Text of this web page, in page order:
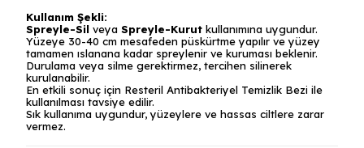
Kullanım Şekli:
Spreyle-Sil veya Spreyle-Kurut kullanımına uygundur.
Yüzeye 30-40 cm mesafeden püskürtme yapılır ve yüzey
tamamen ıslanana kadar spreylenir ve kuruması beklenir.
Durulama veya silme gerektirmez, tercihen silinerek
kurulanabilir.
En etkili sonuç için Resteril Antibakteriyel Temizlik Bezi ile
kullanılması tavsiye edilir.
Sık kullanıma uygundur, yüzeylere ve hassas ciltlere zarar
vermez.